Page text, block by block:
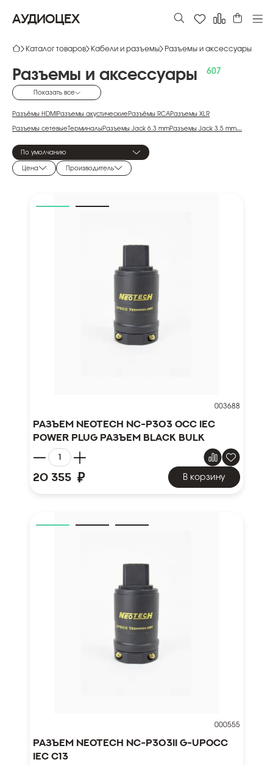
АУДИОЦЕХ
Каталог товаров Кабели и разъемы Разъемы и аксессуары
Разъемы и аксессуары
Показать все
Разъёмы HDMI Разъемы акустические Разъёмы RCAРазъемы XLR
Разъемы сетевые ТерминалыРазъемы Jack 6.3 mmРазъемы Jack 3.5 mm...
Силовые разъемы PowerconАнтенные разъёмы HDTV
Разъемы RJ45 Переходники
Цена
Производитель
По умолчанию
003688
Разъем Neotech NC-P303 OCC IEC
POWER PLUG РАЗЪЕМ black BULK
20 355 ₽ В корзину
000555
Разъем NEOTECH NC-P303II G-UPOCC
IEC C13